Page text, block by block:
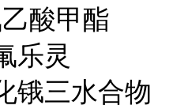
酸甲酯
乐灵
锇三水合物